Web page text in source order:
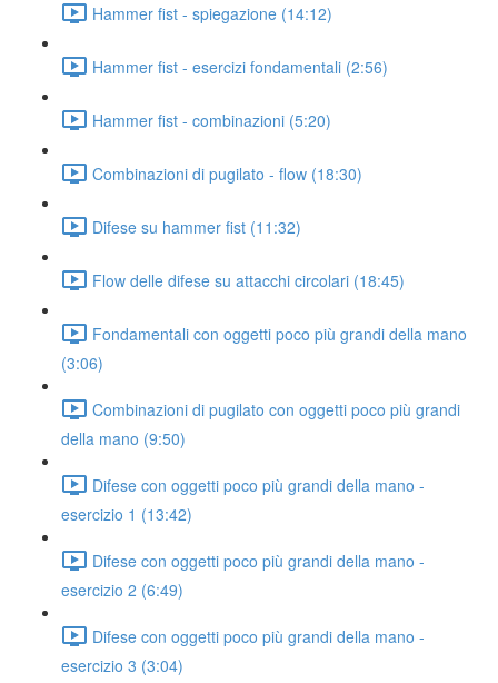
Hammer fist - spiegazione (14:12)
Hammer fist - esercizi fondamentali (2:56)
Hammer fist - combinazioni (5:20)
Combinazioni di pugilato - flow (18:30)
Difese su hammer fist (11:32)
Flow delle difese su attacchi circolari (18:45)
Fondamentali con oggetti poco più grandi della mano
(3:06)
Combinazioni di pugilato con oggetti poco più grandi
della mano (9:50)
Difese con oggetti poco più grandi della mano -
esercizio 1 (13:42)
Difese con oggetti poco più grandi della mano -
esercizio 2 (6:49)
Difese con oggetti poco più grandi della mano -
esercizio 3 (3:04)